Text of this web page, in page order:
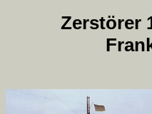
Zerstörer